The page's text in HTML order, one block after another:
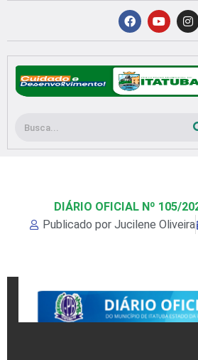
conteúdo
F
a
c
b
o
o
k
Y
o
u
u
b
e
I
n
s
a
g
r
a
Pesquisar
DIÁRIO OFICIAL Nº 105/
Publicado por Jucilene Oliveira